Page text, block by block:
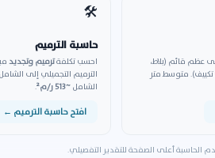
عظم قائم (بلاط،
تكييف). متوسط متر
🛠️
حاسبة الترميم
احسب تكلفةترميم وتجديد
الترميم التجميلي إلى
الشامل~513 ر/م² .
افتح حاسبة الترميم ←
الحاسبة أعلى الصفحة للتقدير التفصيلي.